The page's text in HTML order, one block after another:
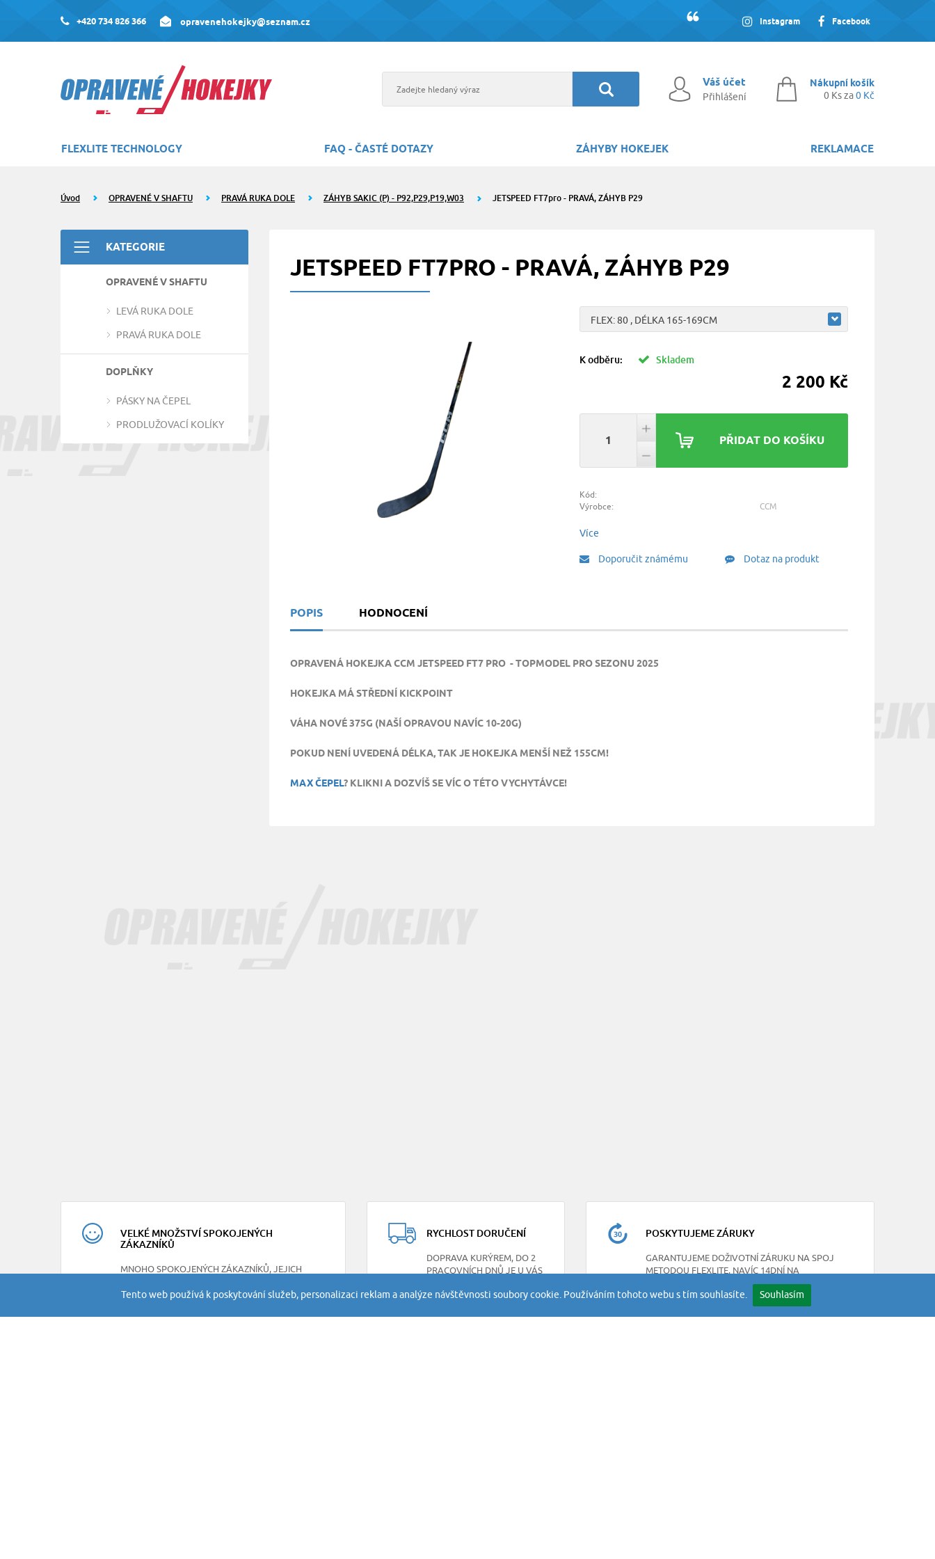
+420 734 826 366 opravenehokejky@seznam.cz Instagram Facebook
Váš účet
Přihlášení
Nákupní košík
0 Ks za0 Kč
FLEXLITE TECHNOLOGY FAQ - ČASTÉ DOTAZY ZÁHYBY HOKEJEK REKLAMACE
Úvod OPRAVENÉ V SHAFTU PRAVÁ RUKA DOLE ZÁHYB SAKIC (P) - P92,P29,P19,W03 JETSPEED FT7pro - PRAVÁ, ZÁHYB P29
KATEGORIE
OPRAVENÉ V SHAFTU
LEVÁ RUKA DOLE
PRAVÁ RUKA DOLE
DOPLŇKY
PÁSKY NA ČEPEL
PRODLUŽOVACÍ KOLÍKY
JETSPEED FT7PRO - PRAVÁ, ZÁHYB P29
FLEX: 80 , DÉLKA 165-169CM
K odběru: Skladem
2 200 Kč
PŘIDAT DO KOŠÍKU
Kód:
Výrobce:
CCM
Více
Doporučit známému Dotaz na produkt
POPIS HODNOCENÍ
OPRAVENÁ HOKEJKA CCM JETSPEED FT7 PRO - TOPMODEL PRO SEZONU 2025
HOKEJKA MÁ STŘEDNÍ KICKPOINT
VÁHA NOVÉ 375G (NAŠÍ OPRAVOU NAVÍC 10-20G)
POKUD NENÍ UVEDENÁ DÉLKA, TAK JE HOKEJKA MENŠÍ NEŽ 155CM!
MAX ČEPEL? KLIKNI A DOZVÍŠ SE VÍC O TÉTO VYCHYTÁVCE!
VELKÉ MNOŽSTVÍ SPOKOJENÝCH
ZÁKAZNÍKŮ
MNOHO SPOKOJENÝCH ZÁKAZNÍKŮ, JEJICH
RYCHLOST DORUČENÍ
DOPRAVA KURÝREM, DO 2
PRACOVNÍCH DNŮ JE U VÁS
POSKYTUJEME ZÁRUKY
GARANTUJEME DOŽIVOTNÍ ZÁRUKU NA SPOJ
METODOU FLEXLITE, NAVÍC 14DNÍ NA
JAKOUKOLIV SKRYTOU VADU
Tento web používá k poskytování služeb, personalizaci reklam a analýze návštěvnosti soubory cookie. Používáním tohoto webu s tím souhlasíte. Souhlasím